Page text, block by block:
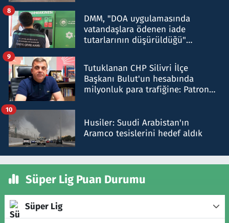
DMM, "DOA uygulamasında
vatandaşlara ödenen iade
tutarlarının düşürüldüğü"
8
Tutuklanan CHP Silivri İlçe
Başkanı Bulut'un hesabında
milyonluk para trafiğine: Patron
9
Husiler: Suudi Arabistan'ın
Aramco tesislerini hedef aldık
10
Süper Lig Puan Durumu
Süper Lig